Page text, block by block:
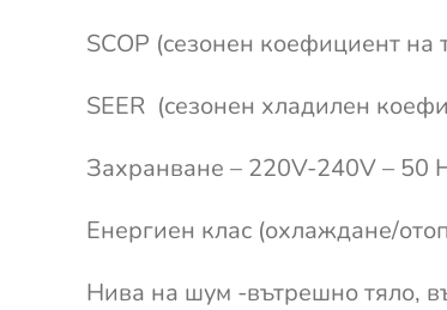
SCOP (сезонен коефициент
SEER (сезонен хладилен
Захранване – 220V-240V – 50
Енергиен клас (охлаждане/
Нива на шум -вътрешно тяло,